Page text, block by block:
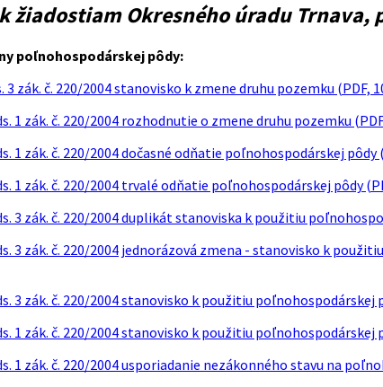
žiadostiam Okresného úradu Trnava,
poľnohospodárskej pôdy:
3 zák. č. 220/2004 stanovisko k zmene druhu pozemku (PDF,
1 zák. č. 220/2004 rozhodnutie o zmene druhu pozemku
1 zák. č. 220/2004 dočasné odňatie poľnohospodárskej pôdy
1 zák. č. 220/2004 trvalé odňatie poľnohospodárskej pôdy
3 zák. č. 220/2004 duplikát stanoviska k použitiu
3 zák. č. 220/2004 jednorázová zmena - stanovisko k
3 zák. č. 220/2004 stanovisko k použitiu
1 zák. č. 220/2004 stanovisko k použitiu poľnohospodárskej
1 zák. č. 220/2004 usporiadanie nezákonného stavu na